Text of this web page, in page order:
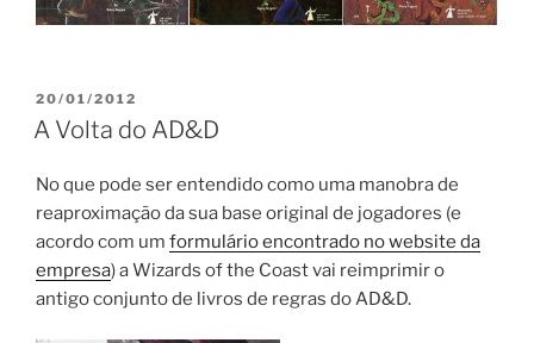
PUBLICADO
EM
20/01/2012
A Volta do AD&D
No que pode ser entendido como uma manobra de
reaproximação da sua base original de jogadores (e
acordo com um formulário encontrado no website da
empresa) a Wizards of the Coast vai reimprimir o
antigo conjunto de livros de regras do AD&D.